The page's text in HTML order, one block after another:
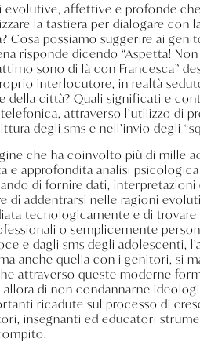
evolutive, affettive e profonde
la tastiera per dialogare con
Cosa possiamo suggerire ai
risponde dicendo “Aspetta!
sono di là con Francesca”
interlocutore, in realtà
della città? Quali significati e
attraverso l’utilizzo di
degli sms e nell’invio degli
che ha coinvolto più di mille
e approfondita analisi
di fornire dati,
di addentrarsi nelle ragioni
tecnologicamente e di trovare
o semplicemente
e dagli sms degli adolescenti,
anche quella con i genitori, si
attraverso queste moderne
di non condannarne
ricadute sul processo di
insegnanti ed educatori